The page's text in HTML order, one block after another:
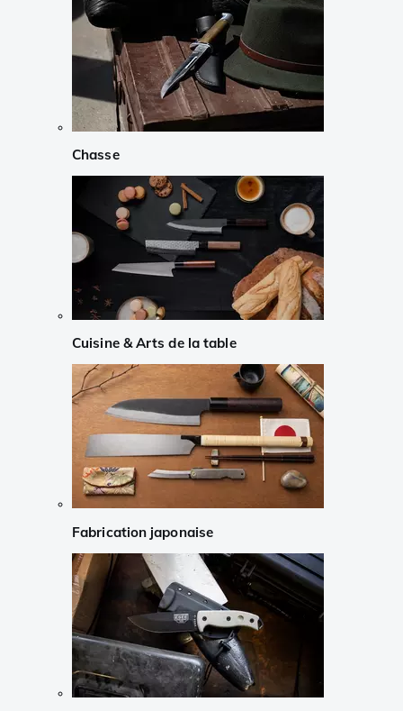
Chasse
Cuisine & Arts de la table
Fabrication japonaise